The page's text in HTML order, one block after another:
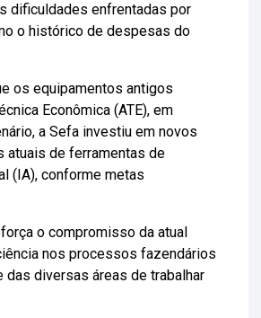
dificuldades enfrentadas por
o histórico de despesas do
os equipamentos antigos
Econômica (ATE), em
a Sefa investiu em novos
atuais de ferramentas de
(IA), conforme metas
o compromisso da atual
nos processos fazendários
diversas áreas de trabalhar